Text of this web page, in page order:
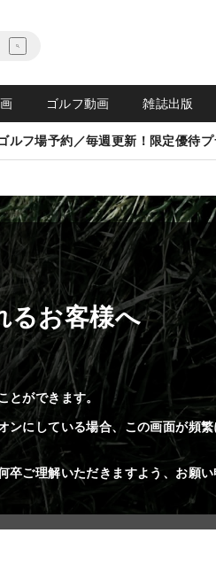
ゴルフ動画 雑誌出版
ルフ場予約／毎週更新！限定優待プ
るお客様へ
とができます。
ンにしている場合、この画面が頻繁
ご理解いただきますよう、お願い